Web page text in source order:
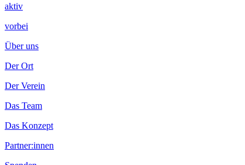
aktiv
vorbei
Über uns
Der Ort
Der Verein
Das Team
Das Konzept
Partner:innen